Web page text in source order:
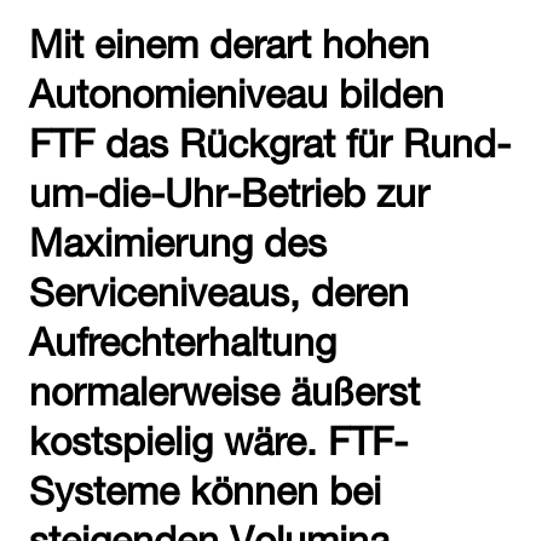
Mit einem derart hohen
Autonomieniveau bilden
FTF das Rückgrat für Rund-
um-die-Uhr-Betrieb zur
Maximierung des
Serviceniveaus, deren
Aufrechterhaltung
normalerweise äußerst
kostspielig wäre. FTF-
Systeme können bei